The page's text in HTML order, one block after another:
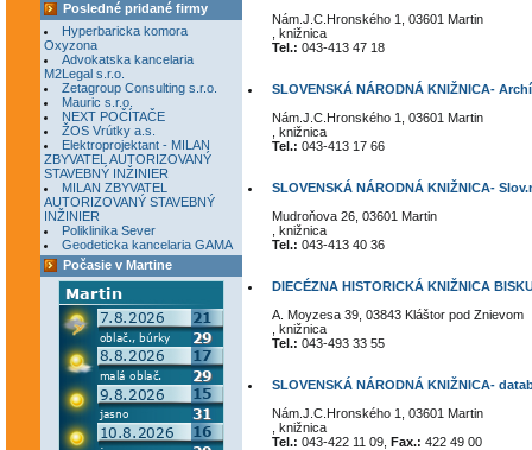
Posledné pridané firmy
Hyperbaricka komora
Oxyzona
Advokatska kancelaria
M2Legal s.r.o.
Zetagroup Consulting s.r.o.
Mauric s.r.o.
NEXT POČÍTAČE
ŽOS Vrútky a.s.
Elektroprojektant - MILAN
ZBYVATEL AUTORIZOVANÝ
STAVEBNÝ INŽINIER
MILAN ZBYVATEL
AUTORIZOVANÝ STAVEBNÝ
INŽINIER
Poliklinika Sever
Geodeticka kancelaria GAMA
Počasie v Martine
Nám.J.C.Hronského 1, 03601 Martin
, knižnica
Tel.: 043-413 47 18
SLOVENSKÁ NÁRODNÁ KNIŽNICA-
Nám.J.C.Hronského 1, 03601 Martin
, knižnica
Tel.: 043-413 17 66
SLOVENSKÁ NÁRODNÁ KNIŽNICA-
Mudroňova 26, 03601 Martin
, knižnica
Tel.: 043-413 40 36
DIECÉZNA HISTORICKÁ KNIŽNICA
A. Moyzesa 39, 03843 Kláštor pod Znievom
, knižnica
Tel.: 043-493 33 55
SLOVENSKÁ NÁRODNÁ KNIŽNICA-
Nám.J.C.Hronského 1, 03601 Martin
, knižnica
Tel.: 043-422 11 09, Fax.: 422 49 00